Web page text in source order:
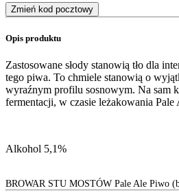
Zmień kod pocztowy
Opis produktu
Zastosowane słody stanowią tło dla
tego piwa. To chmiele stanowią o
wyraźnym profilu sosnowym. Na sam
fermentacji, w czasie leżakowania
Alkohol 5,1%
BROWAR STU MOSTÓW Pale Ale Piwo